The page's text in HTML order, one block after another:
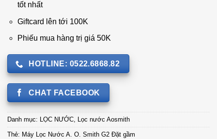
tốt nhất
Giftcard lên tới 100K
Phiếu mua hàng trị giá 50K
HOTLINE: 0522.6868.82
CHAT FACEBOOK
Danh mục: LỌC NƯỚC, Lọc nước Aosmith
Thẻ: Máy Lọc Nước A. O. Smith G2 Đặt gầm